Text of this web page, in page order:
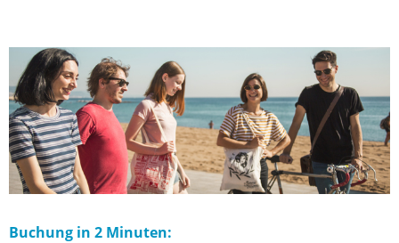
Buchung in 2 Minuten: